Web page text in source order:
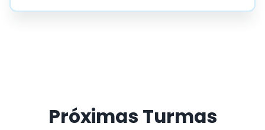
Próximas Turmas